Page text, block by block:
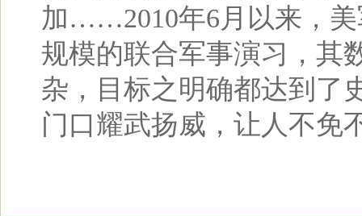
加……2010年6月以来，美
规模的联合军事演习，其
杂，目标之明确都达到了
门口耀武扬威，让人不免